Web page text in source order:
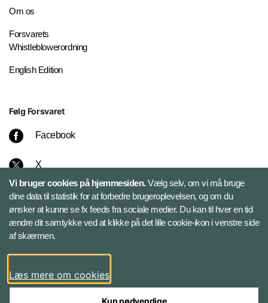
Om os
Forsvarets
Whistleblowerordning
English Edition
Følg Forsvaret
Facebook
X
Instagram
Bluesky
LinkedIn
Vi bruger cookies på hjemmesiden.Vælg selv, om vi må bruge
dine data til statistik for at forbedre brugeroplevelsen, og om du
ønsker at kunne se fx feeds fra sociale medier. Du kan til hver en tid
ændre dit samtykke ved at klikke på det lille cookie-ikon i venstre side
af skærmen.
Læs mere om cookies
Kun nødvendige